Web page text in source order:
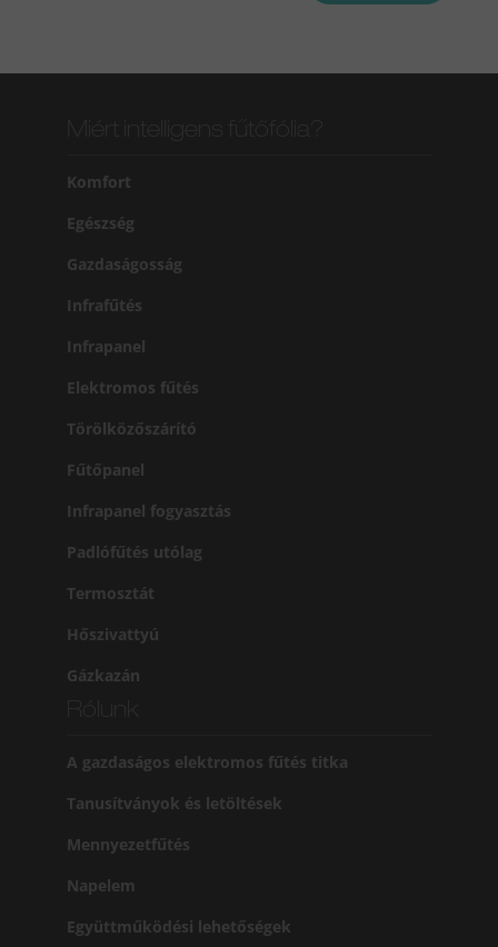
Komfort
Egészség
Gazdaságosság
Infrafűtés
Infrapanel
Elektromos fűtés
Törölközőszárító
Fűtőpanel
Infrapanel fogyasztás
Padlófűtés utólag
Termosztát
Hőszivattyú
Gázkazán
A gazdaságos elektromos fűtés titka
Tanusítványok és letöltések
Mennyezetfűtés
Napelem
Együttműködési lehetőségek